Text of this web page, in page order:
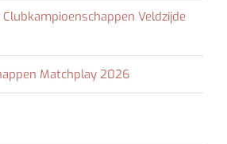
Veldzijde
Matchplay 2026